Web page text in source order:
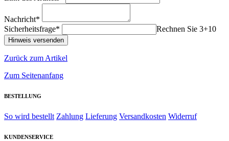
Nachricht*
Sicherheitsfrage*
Rechnen Sie 3+10
Zurück zum Artikel
Zum Seitenanfang
BESTELLUNG
So wird bestellt Zahlung Lieferung Versandkosten Widerruf
KUNDENSERVICE